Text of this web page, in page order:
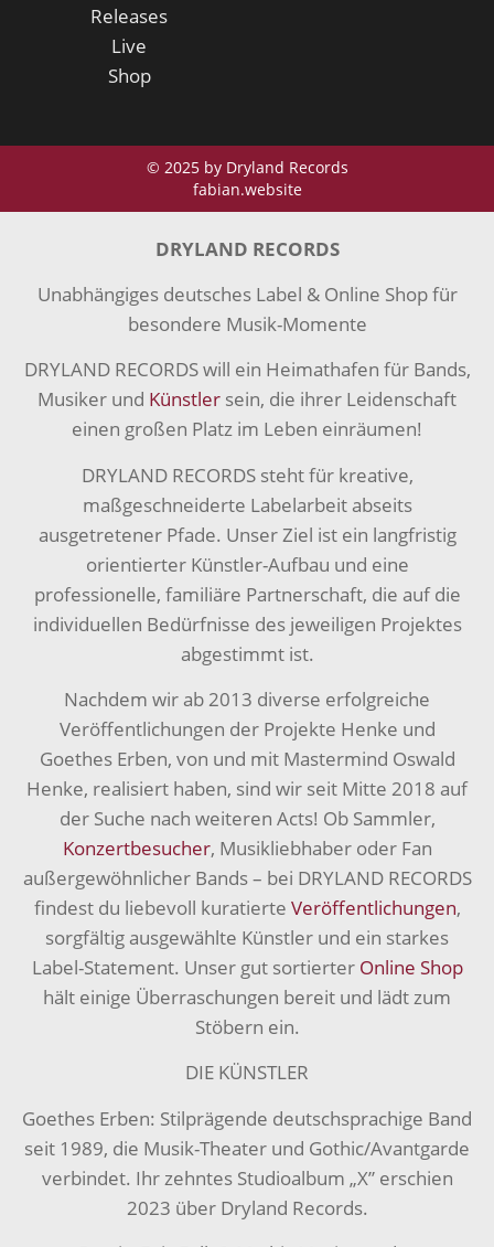
Releases
Live
Shop
© 2025 by Dryland Records
fabian.website
DRYLAND RECORDS
Unabhängiges deutsches Label & Online Shop für
besondere Musik-Momente
DRYLAND RECORDS will ein Heimathafen für Bands,
Musiker und Künstler sein, die ihrer Leidenschaft
einen großen Platz im Leben einräumen!
DRYLAND RECORDS steht für kreative,
maßgeschneiderte Labelarbeit abseits
ausgetretener Pfade. Unser Ziel ist ein langfristig
orientierter Künstler-Aufbau und eine
professionelle, familiäre Partnerschaft, die auf die
individuellen Bedürfnisse des jeweiligen Projektes
abgestimmt ist.
Nachdem wir ab 2013 diverse erfolgreiche
Veröffentlichungen der Projekte Henke und
Goethes Erben, von und mit Mastermind Oswald
Henke, realisiert haben, sind wir seit Mitte 2018 auf
der Suche nach weiteren Acts! Ob Sammler,
Konzertbesucher, Musikliebhaber oder Fan
außergewöhnlicher Bands – bei DRYLAND RECORDS
findest du liebevoll kuratierte Veröffentlichungen,
sorgfältig ausgewählte Künstler und ein starkes
Label-Statement. Unser gut sortierter Online Shop
hält einige Überraschungen bereit und lädt zum
Stöbern ein.
DIE KÜNSTLER
Goethes Erben: Stilprägende deutschsprachige Band
seit 1989, die Musik-Theater und Gothic/Avantgarde
verbindet. Ihr zehntes Studioalbum „X” erschien
2023 über Dryland Records.